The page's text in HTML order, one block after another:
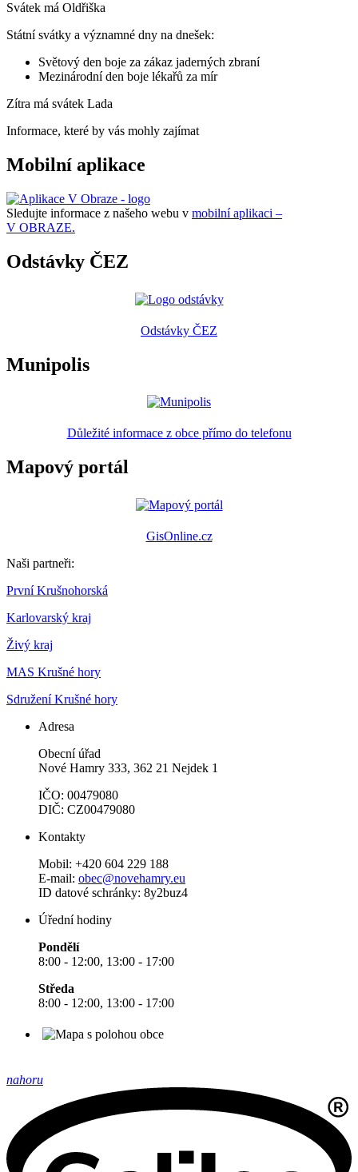
Svátek má Oldřiška
Státní svátky a významné dny na dnešek:
Světový den boje za zákaz jaderných zbraní
Mezinárodní den boje lékařů za mír
Zítra má svátek Lada
Informace, které by vás mohly zajímat
Mobilní aplikace
Sledujte informace z našeho webu v mobilní aplikaci –
V OBRAZE.
Odstávky ČEZ
Odstávky ČEZ
Munipolis
Důležité informace z obce přímo do telefonu
Mapový portál
GisOnline.cz
Naši partneři:
První Krušnohorská
Karlovarský kraj
Živý kraj
MAS Krušné hory
Sdružení Krušné hory
Adresa
Obecní úřad
Nové Hamry 333, 362 21 Nejdek 1
IČO: 00479080
DIČ: CZ00479080
Kontakty
Mobil: +420 604 229 188
E-mail: obec@novehamry.eu
ID datové schránky: 8y2buz4
Úřední hodiny
Pondělí
8:00 - 12:00, 13:00 - 17:00
Středa
8:00 - 12:00, 13:00 - 17:00
nahoru